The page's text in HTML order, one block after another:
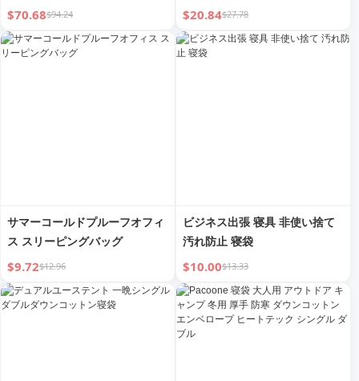
庭 ホテル ワゴン 旅行 汚れ防止
ヒートテック 寝袋
$70.68$94.24 $20.84$27.78
サマーコールドプルーフオフィ
ス スリーピングバッグ
$9.72$12.96
ビジネス出張 寝具 非使い捨て
汚れ防止 寝袋
$10.00$13.33